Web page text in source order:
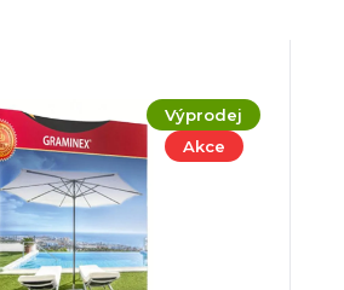
Výprodej
Akce